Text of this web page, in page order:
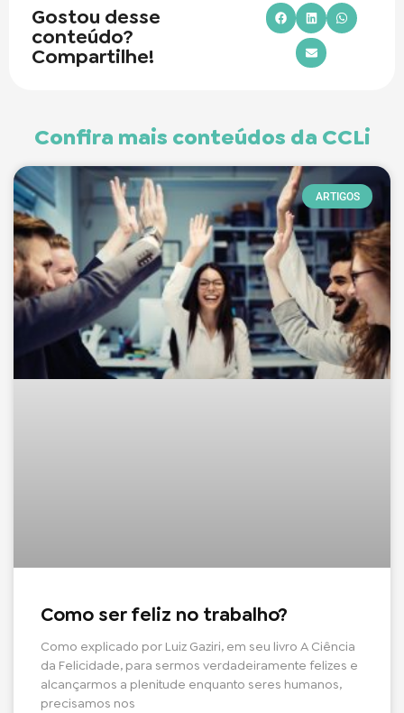
Gostou desse
conteúdo?
Compartilhe!
Confira mais conteúdos da CCLi
ARTIGOS
Como ser feliz no trabalho?
Como explicado por Luiz Gaziri, em seu livro A Ciência
da Felicidade, para sermos verdadeiramente felizes e
alcançarmos a plenitude enquanto seres humanos,
precisamos nos